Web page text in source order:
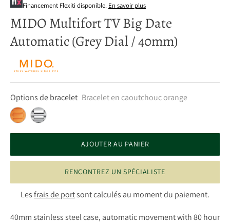
Financement Flexiti disponible. En savoir plus
MIDO Multifort TV Big Date
Automatic (Grey Dial / 40mm)
Options de bracelet Bracelet en caoutchouc orange
AJOUTER AU PANIER
RENCONTREZ UN SPÉCIALISTE
Lesfrais de portsont calculés au moment du paiement.
40mm stainless steel case, automatic movement with 80 hour